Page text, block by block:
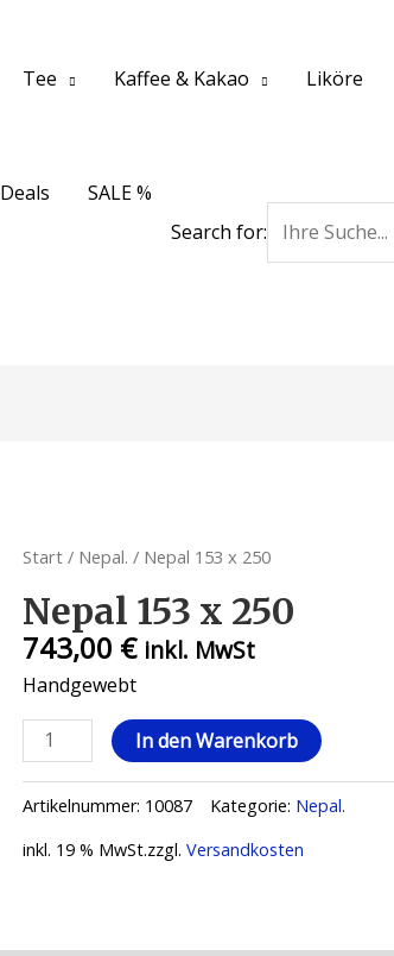
Tee Kaffee & Kakao Liköre
Deals
SALE %
Search for:
Start / Nepal. / Nepal 153 x 250
Nepal 153 x 250
743,00 € inkl. MwSt
Handgewebt
Nepal
153
x
250
Menge
In den Warenkorb
Artikelnummer: 10087 Kategorie: Nepal.
inkl. 19 % MwSt.zzgl.Versandkosten